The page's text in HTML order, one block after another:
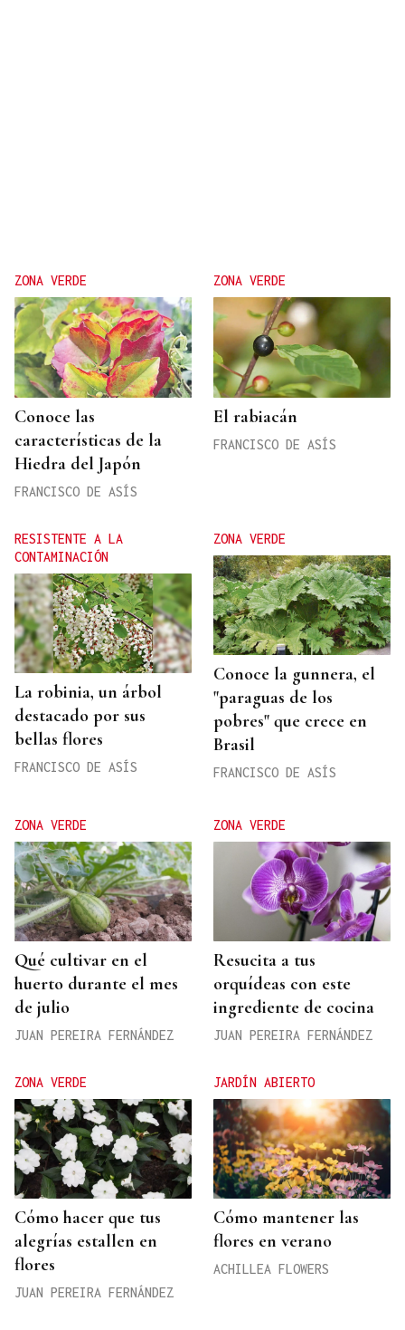
ZONA VERDE
Conoce las
características de la
Hiedra del Japón
FRANCISCO DE ASÍS
ZONA VERDE
El rabiacán
FRANCISCO DE ASÍS
RESISTENTE A LA
CONTAMINACIÓN
La robinia, un árbol
destacado por sus
bellas flores
FRANCISCO DE ASÍS
ZONA VERDE
Conoce la gunnera, el
"paraguas de los
pobres" que crece en
Brasil
FRANCISCO DE ASÍS
ZONA VERDE
Qué cultivar en el
huerto durante el mes
de julio
JUAN PEREIRA FERNÁNDEZ
ZONA VERDE
Resucita a tus
orquídeas con este
ingrediente de cocina
JUAN PEREIRA FERNÁNDEZ
ZONA VERDE
Cómo hacer que tus
alegrías estallen en
flores
JUAN PEREIRA FERNÁNDEZ
JARDÍN ABIERTO
Cómo mantener las
flores en verano
ACHILLEA FLOWERS